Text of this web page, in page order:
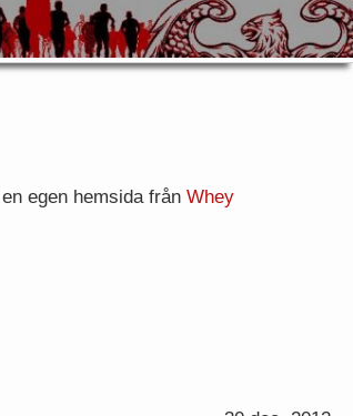
egen hemsida frånWhey